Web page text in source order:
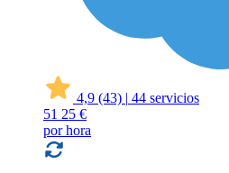
4,9 (43) | 44 servicios
51 25 €
por hora